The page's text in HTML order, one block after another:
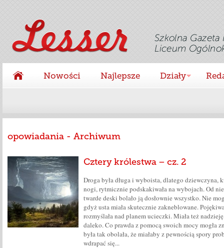
Nowości Najlepsze Działy
opowiadania - Archiwum
Cztery królestwa – cz. 2
Droga była długa i wyboista, dlatego dziewczyna,
nogi, rytmicznie podskakiwała na wybojach. Od
twarde deski bolało ją dosłownie wszystko. Nie
gdyż usta miała skutecznie zakneblowane.
rozmyślała nad planem ucieczki. Miała też
daleko. Co prawda z pomocą swoich mocy mogła
była tak obolała, że miałaby z pewnością spory
wdrapać się...